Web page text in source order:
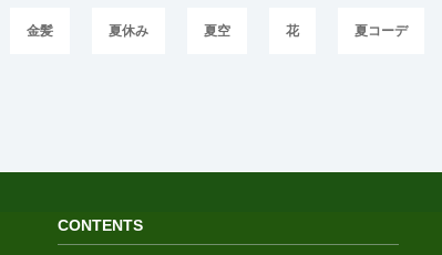
金髪 夏休み 夏空 花 夏コーデ
CONTENTS